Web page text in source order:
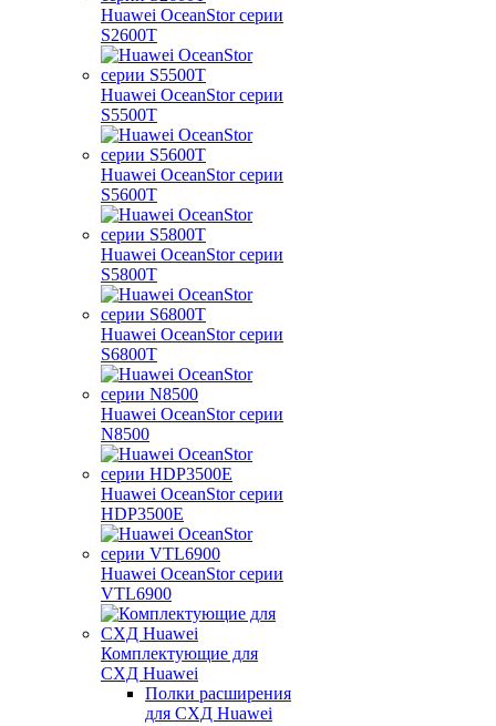
Huawei OceanStor серии
S2600T
Huawei OceanStor серии
S5500T
Huawei OceanStor серии
S5600T
Huawei OceanStor серии
S5800T
Huawei OceanStor серии
S6800T
Huawei OceanStor серии
N8500
Huawei OceanStor серии
HDP3500E
Huawei OceanStor серии
VTL6900
Комплектующие для
СХД Huawei
Полки расширения
для СХД Huawei